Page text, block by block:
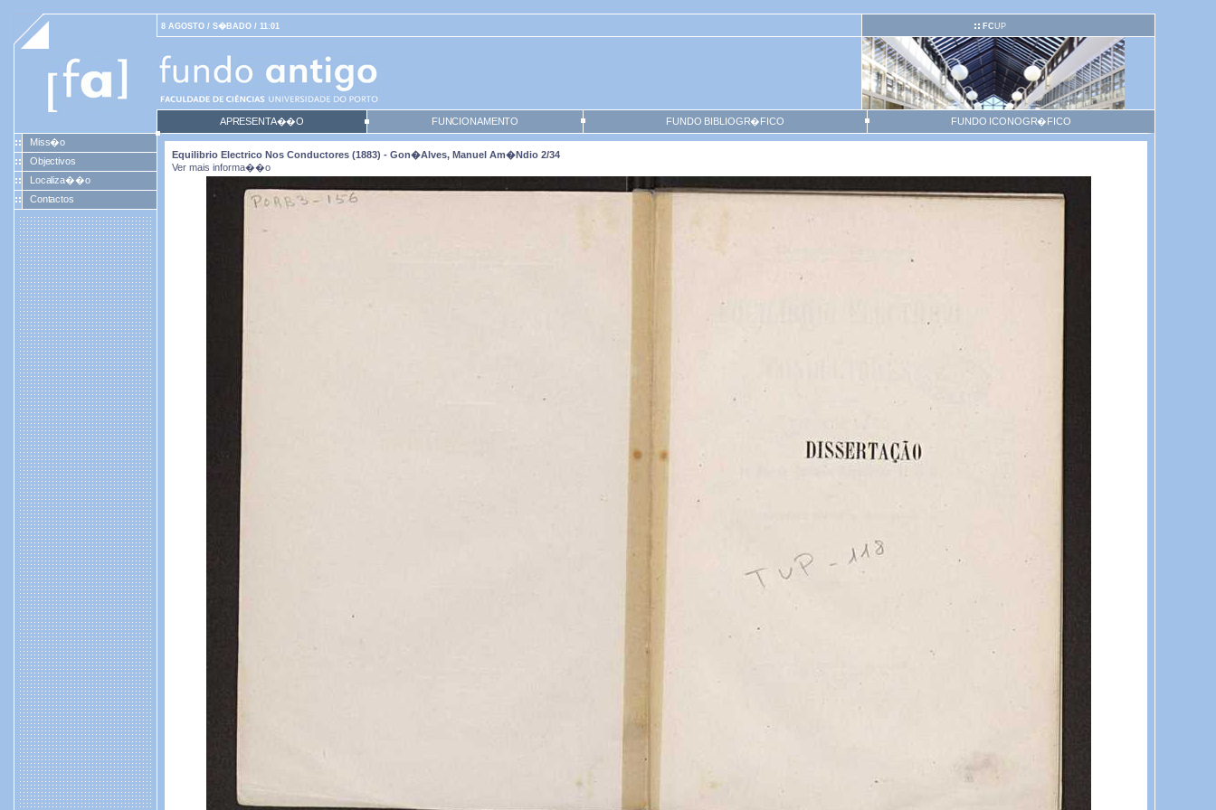
8 AGOSTO / S�BADO / 11:01 FCUP
APRESENTA��O FUNCIONAMENTO FUNDO BIBLIOGR�FICO
FUNDO ICONOGR�FICO
Miss�o
Objectivos
Localiza��o
Contactos
Equilibrio Electrico Nos Conductores (1883) - Gon�alves, Manuel Am�ndio 2/34
Ver mais informa��o